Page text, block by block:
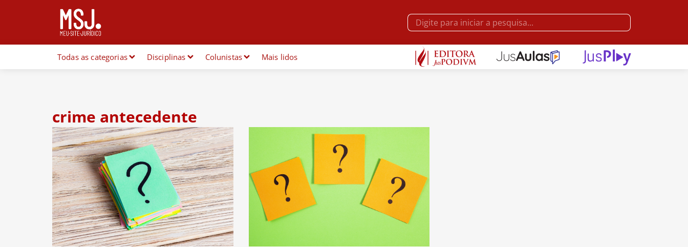
Todas as categorias Disciplinas Colunistas Mais lidos
crime antecedente